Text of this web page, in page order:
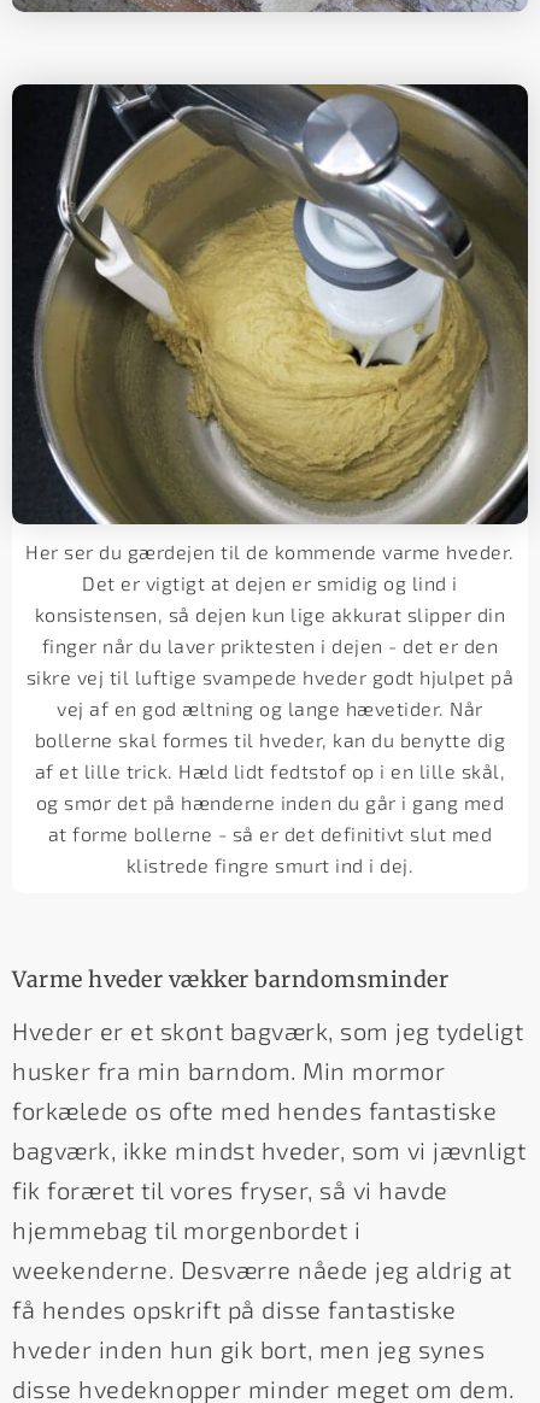
Her ser du gærdejen til de kommende varme hveder.
Det er vigtigt at dejen er smidig og lind i
konsistensen, så dejen kun lige akkurat slipper din
finger når du laver priktesten i dejen - det er den
sikre vej til luftige svampede hveder godt hjulpet på
vej af en god æltning og lange hævetider. Når
bollerne skal formes til hveder, kan du benytte dig
af et lille trick. Hæld lidt fedtstof op i en lille skål,
og smør det på hænderne inden du går i gang med
at forme bollerne - så er det definitivt slut med
klistrede fingre smurt ind i dej.
Varme hveder vækker barndomsminder
Hveder er et skønt bagværk, som jeg tydeligt
husker fra min barndom. Min mormor
forkælede os ofte med hendes fantastiske
bagværk, ikke mindst hveder, som vi jævnligt
fik foræret til vores fryser, så vi havde
hjemmebag til morgenbordet i
weekenderne. Desværre nåede jeg aldrig at
få hendes opskrift på disse fantastiske
hveder inden hun gik bort, men jeg synes
disse hvedeknopper minder meget om dem.